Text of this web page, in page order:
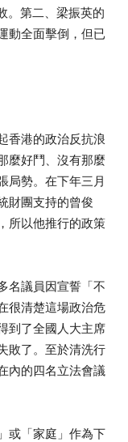
。第二、梁振英的
動全面擊倒，但已
香港的政治反抗浪
麼好鬥、沒有那麼
局勢。在下年三月
財團支持的曾俊
所以他推行的政策
名議員因宣誓「不
很清楚這場政治危
到了全國人大主席
敗了。至於清洗行
內的四名立法會議
或「家庭」作為下